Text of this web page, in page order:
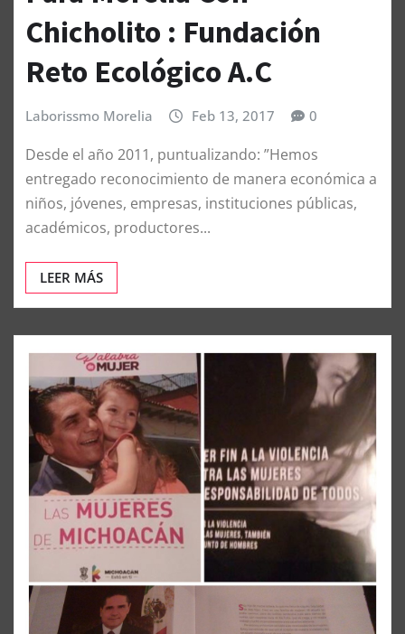
Chicholito : Fundación
Reto Ecológico A.C
Laborissmo Morelia Feb 13, 2017 0
Desde el año 2011, puntualizando: ”Hemos
entregado reconocimiento de manera económica a
niños, jóvenes, empresas, instituciones públicas,
académicos, productores...
LEER MÁS